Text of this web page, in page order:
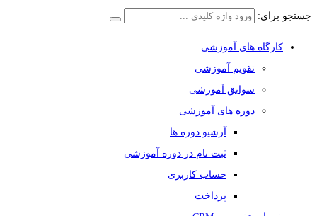
جستجو برای:
کارگاه های آموزشی
تقویم آموزشی
سوابق آموزشی
دوره های آموزشی
آرشیو دوره ها
ثبت نام در دوره آموزشی
حساب کاربری
پرداخت